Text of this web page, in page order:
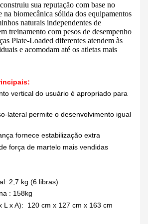
sua reputação com base no
na biomecânica sólida dos equipamentos
naturais independentes de
treinamento com pesos de desempenho
Plate-Loaded diferentes atendem às
e acomodam até os atletas mais
vertical do usuário é apropriado para
lateral permite o desenvolvimento igual
fornece estabilização extra
força de martelo mais vendidas
2,7 kg (6 libras)
: 158kg
L x A): 120 cm x 127 cm x 163 cm